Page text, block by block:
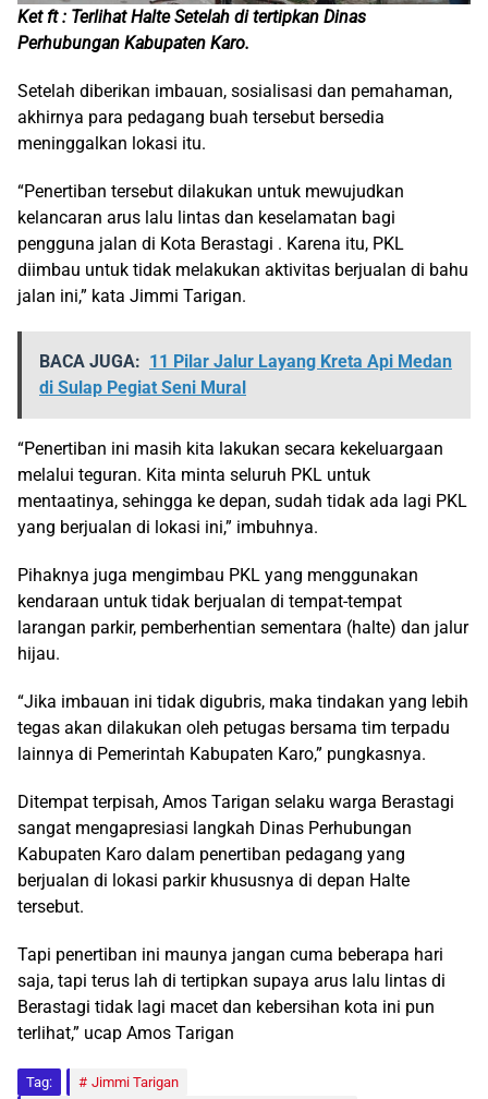
Ket ft : Terlihat Halte Setelah di tertipkan Dinas
Perhubungan Kabupaten Karo.
Setelah diberikan imbauan, sosialisasi dan pemahaman,
akhirnya para pedagang buah tersebut bersedia
meninggalkan lokasi itu.
“Penertiban tersebut dilakukan untuk mewujudkan
kelancaran arus lalu lintas dan keselamatan bagi
pengguna jalan di Kota Berastagi . Karena itu, PKL
diimbau untuk tidak melakukan aktivitas berjualan di bahu
jalan ini,” kata Jimmi Tarigan.
BACA JUGA: 11 Pilar Jalur Layang Kreta Api Medan
di Sulap Pegiat Seni Mural
“Penertiban ini masih kita lakukan secara kekeluargaan
melalui teguran. Kita minta seluruh PKL untuk
mentaatinya, sehingga ke depan, sudah tidak ada lagi PKL
yang berjualan di lokasi ini,” imbuhnya.
Pihaknya juga mengimbau PKL yang menggunakan
kendaraan untuk tidak berjualan di tempat-tempat
larangan parkir, pemberhentian sementara (halte) dan jalur
hijau.
“Jika imbauan ini tidak digubris, maka tindakan yang lebih
tegas akan dilakukan oleh petugas bersama tim terpadu
lainnya di Pemerintah Kabupaten Karo,” pungkasnya.
Ditempat terpisah, Amos Tarigan selaku warga Berastagi
sangat mengapresiasi langkah Dinas Perhubungan
Kabupaten Karo dalam penertiban pedagang yang
berjualan di lokasi parkir khususnya di depan Halte
tersebut.
Tapi penertiban ini maunya jangan cuma beberapa hari
saja, tapi terus lah di tertipkan supaya arus lalu lintas di
Berastagi tidak lagi macet dan kebersihan kota ini pun
terlihat,” ucap Amos Tarigan
Tag:
Jimmi Tarigan